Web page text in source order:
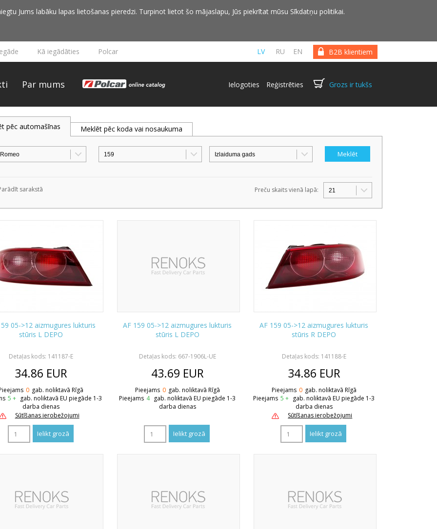
Jums labāku lapas lietošanas pieredzi. Turpinot lietot šo mājaslapu, Jūs piekrītat mūsu Sīkdatņu politikai.
B2B klientiem
LV RU EN
Kā iegādāties Polcar
Par mums Ielogoties Reģistrēties Grozs ir tukšs
pēc automašīnas Meklēt pēc koda vai nosaukuma
sarakstā Preču skaits vienā lapā:
05->12 aizmugures lukturis
stūris L DEPO
Detaļas kods: 141187-E
34.86 EUR
0 gab. noliktavā Rīgā
5 + gab. noliktavā EU piegāde 1-3
darba dienas
Sūtīšanas ierobežojumi
AF 159 05->12 aizmugures lukturis
stūris L DEPO
Detaļas kods: 667-1906L-UE
43.69 EUR
Pieejams 0 gab. noliktavā Rīgā
Pieejams 4 gab. noliktavā EU piegāde 1-3
darba dienas
AF 159 05->12 aizmugures lukturis
stūris R DEPO
Detaļas kods: 141188-E
34.86 EUR
Pieejams 0 gab. noliktavā Rīgā
Pieejams 5 + gab. noliktavā EU piegāde 1-3
darba dienas
Sūtīšanas ierobežojumi